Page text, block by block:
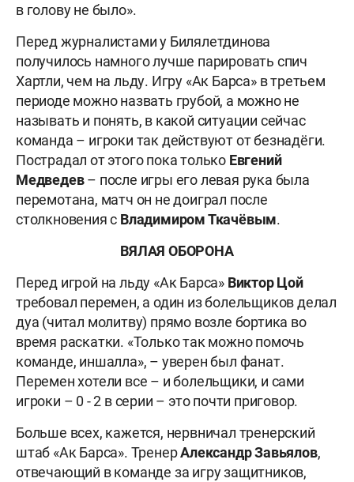
в голову не было».
Перед журналистами у Билялетдинова
получилось намного лучше парировать спич
Хартли, чем на льду. Игру «Ак Барса» в третьем
периоде можно назвать грубой, а можно не
называть и понять, в какой ситуации сейчас
команда – игроки так действуют от безнадёги.
Пострадал от этого пока только Евгений
Медведев– после игры его левая рука была
перемотана, матч он не доиграл после
столкновения с Владимиром Ткачёвым.
ВЯЛАЯ ОБОРОНА
Перед игрой на льду «Ак Барса» Виктор Цой
требовал перемен, а один из болельщиков делал
дуа (читал молитву) прямо возле бортика во
время раскатки. «Только так можно помочь
команде, иншалла», – уверен был фанат.
Перемен хотели все – и болельщики, и сами
игроки – 0 - 2 в серии – это почти приговор.
Больше всех, кажется, нервничал тренерский
штаб «Ак Барса». ТренерАлександр Завьялов,
отвечающий в команде за игру защитников,